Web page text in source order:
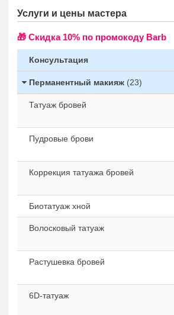
Услуги и цены мастера
🎁 Cкидка 10% по промокоду Barb
Консультация
Перманентный макияж (23)
Татуаж бровей
Пудровые брови
Коррекция татуажа бровей
Биотатуаж хной
Волосковый татуаж
Растушевка бровей
6D-татуаж